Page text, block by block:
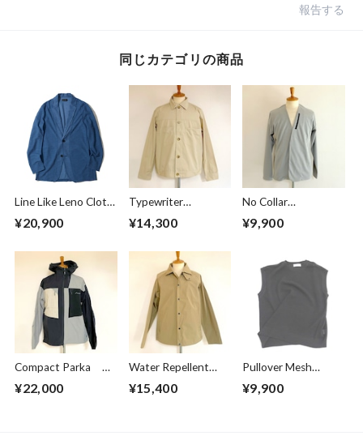
報告する
同じカテゴリの商品
Line Like Leno Cloth
Jacket Blue
¥20,900
Typewriter
Blouson Beige
¥14,300
No Collar
Cardigan Greige
¥9,900
Compact Parka
Crazy Pattern
¥22,000
Water Repellent
Jacket Beige
¥15,400
Pullover Mesh
Vest Black
¥9,900